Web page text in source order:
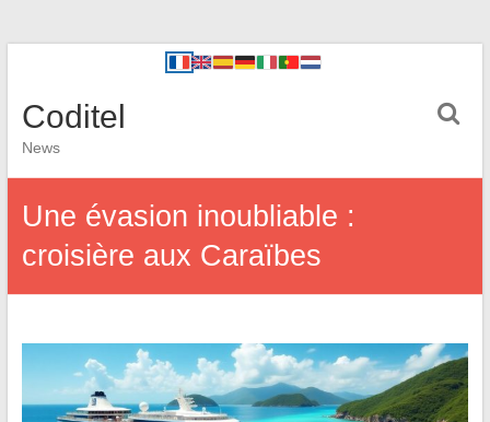
Coditel
News
Une évasion inoubliable :
croisière aux Caraïbes